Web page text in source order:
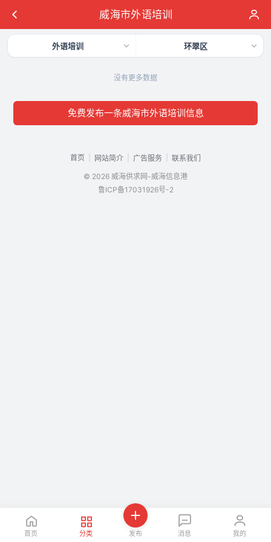
威海市外语培训
外语培训 环翠区
没有更多数据
免费发布一条威海市外语培训信息
首页 网站简介 广告服务
联系我们
© 2026 威海供求网-威海信息港
鲁ICP备17031926号-2
首页 分类 发布 消息 我的